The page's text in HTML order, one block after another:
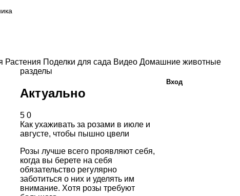
Растения Поделки для сада Видео Домашние животные
разделы
Актуально
5 0
Как ухаживать за розами в июле и
августе, чтобы пышно цвели
Розы лучше всего проявляют себя,
когда вы берете на себя
обязательство регулярно
заботиться о них и уделять им
внимание. Хотя розы требуют
Вход